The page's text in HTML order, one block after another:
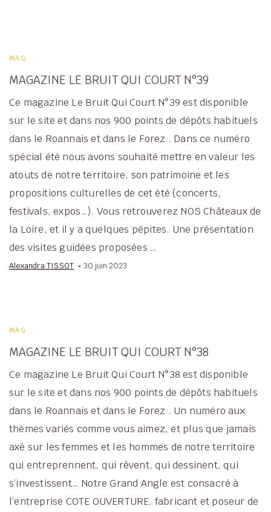
MAG
MAGAZINE LE BRUIT QUI COURT N°39
Ce magazine Le Bruit Qui Court N°39 est disponible
sur le site et dans nos 900 points de dépôts habituels
dans le Roannais et dans le Forez . Dans ce numéro
spécial été nous avons souhaité mettre en valeur les
atouts de notre territoire, son patrimoine et les
propositions culturelles de cet été (concerts,
festivals, expos…). Vous retrouverez NOS Châteaux de
la Loire, et il y a quelques pépites. Une présentation
des visites guidées proposées …
Alexandra TISSOT 30 juin 2023
MAG
MAGAZINE LE BRUIT QUI COURT N°38
Ce magazine Le Bruit Qui Court N°38 est disponible
sur le site et dans nos 900 points de dépôts habituels
dans le Roannais et dans le Forez . Un numéro aux
thèmes variés comme vous aimez, et plus que jamais
axé sur les femmes et les hommes de notre territoire
qui entreprennent, qui rêvent, qui dessinent, qui
s’investissent… Notre Grand Angle est consacré à
l’entreprise COTE OUVERTURE, fabricant et poseur de